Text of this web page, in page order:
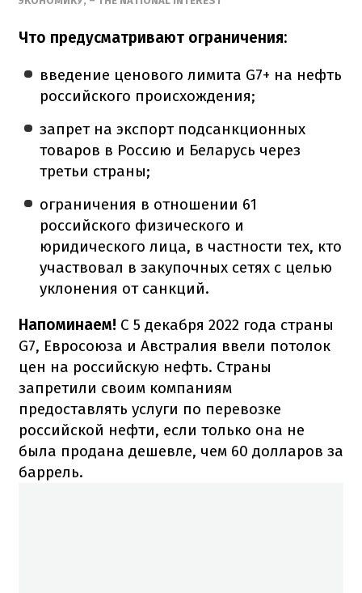
Что предусматривают ограничения:
введение ценового лимита G7+ на нефть
российского происхождения;
запрет на экспорт подсанкционных
товаров в Россию и Беларусь через
третьи страны;
ограничения в отношении 61
российского физического и
юридического лица, в частности тех, кто
участвовал в закупочных сетях с целью
уклонения от санкций.
Напоминаем! С 5 декабря 2022 года страны
G7, Евросоюза и Австралия ввели потолок
цен на российскую нефть. Страны
запретили своим компаниям
предоставлять услуги по перевозке
российской нефти, если только она не
была продана дешевле, чем 60 долларов за
баррель.